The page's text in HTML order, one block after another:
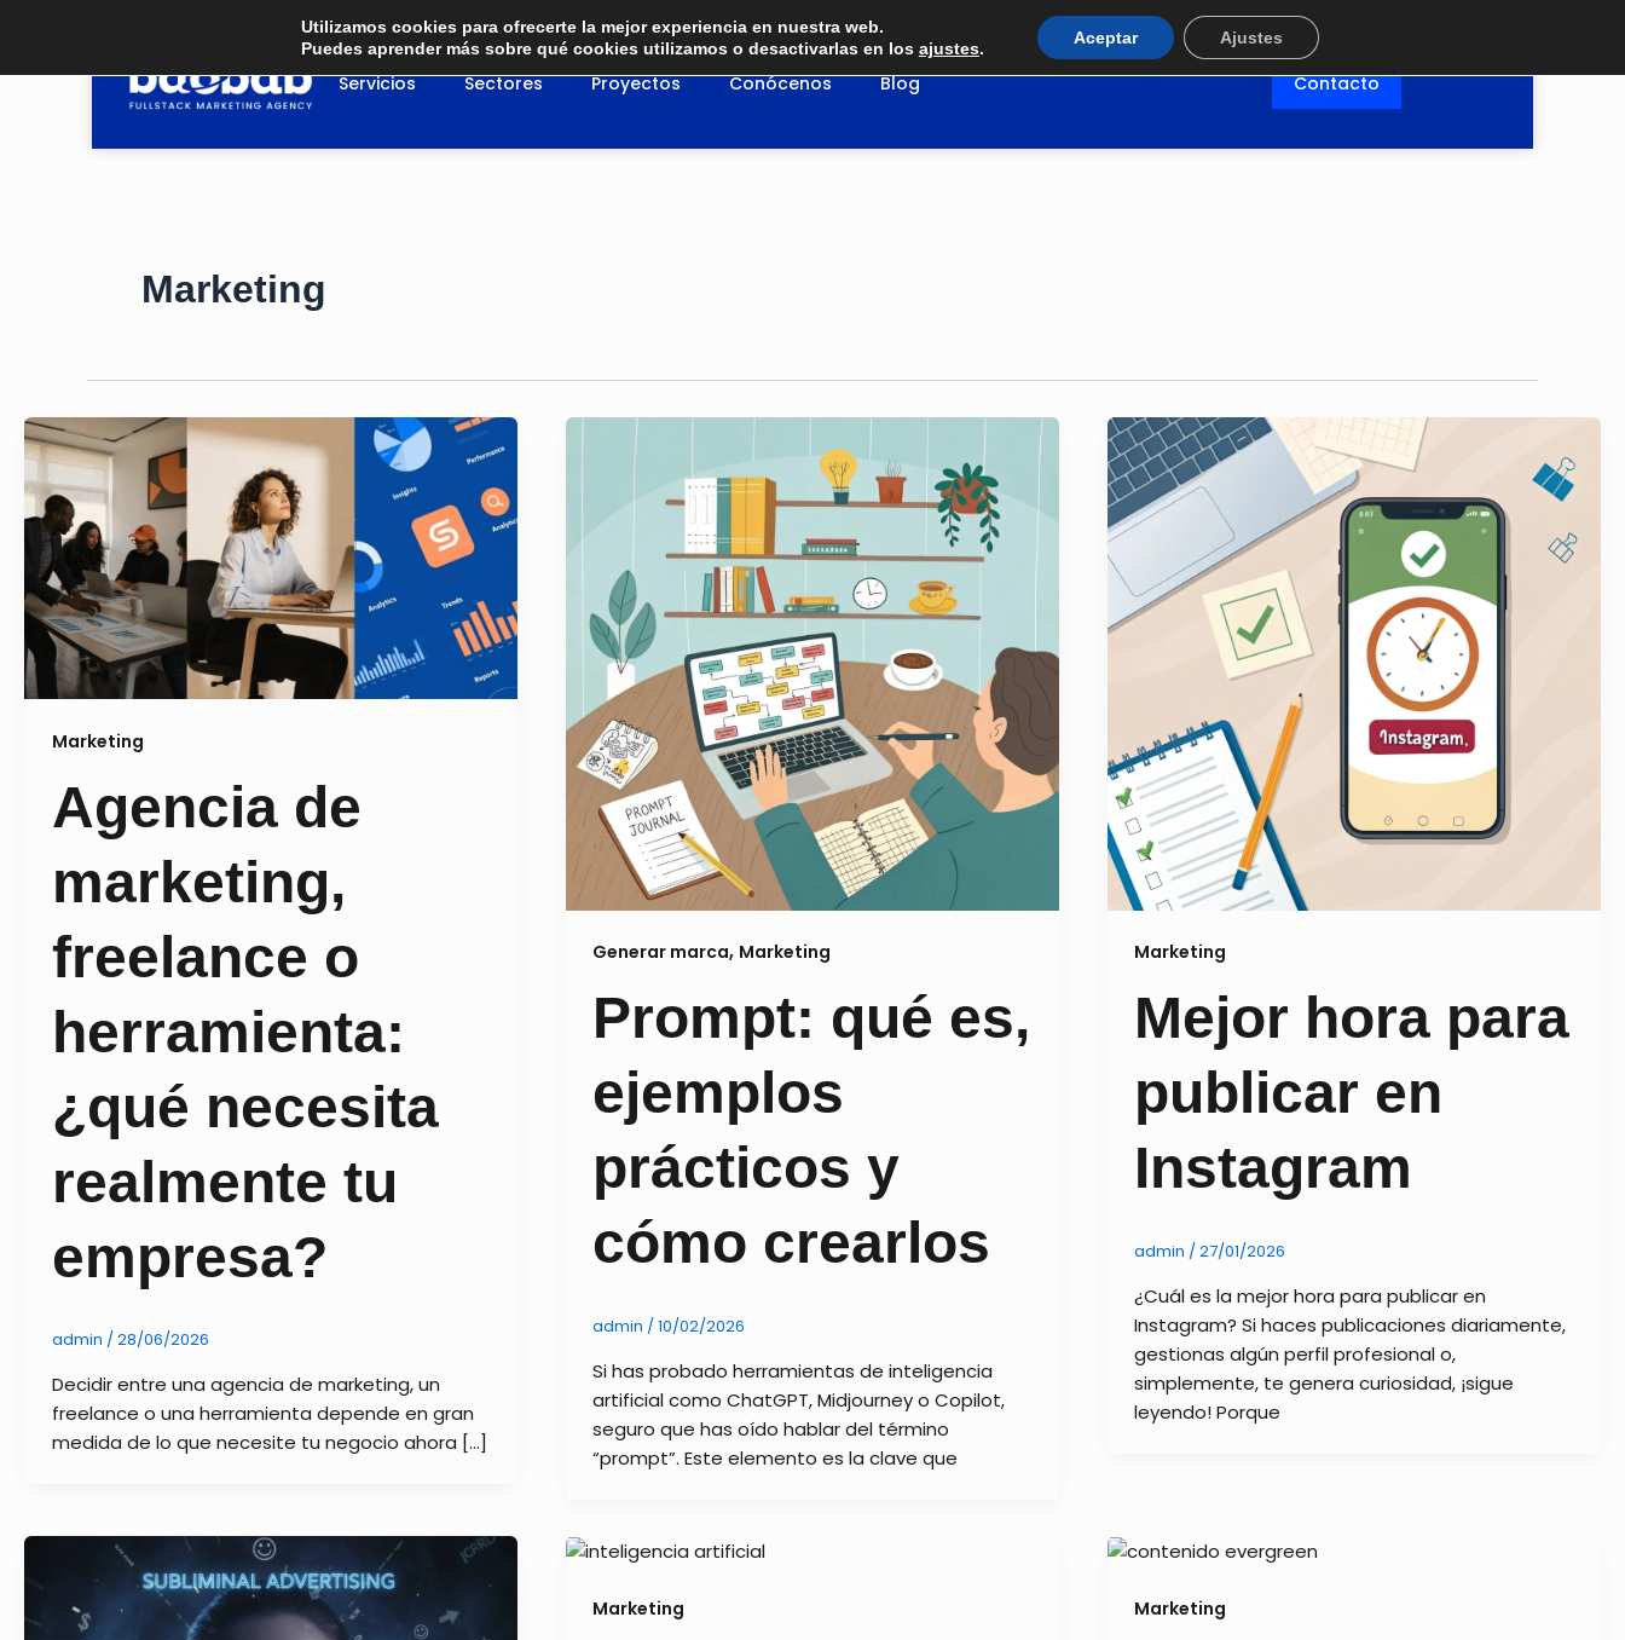
contenido
Servicios Sectores Proyectos Conócenos Blog Contacto
Marketing
Marketing
Agencia de
marketing,
freelance o
herramienta:
¿qué necesita
realmente tu
empresa?
admin / 28/06/2026
Decidir entre una agencia de marketing, un
freelance o una herramienta depende en gran
medida de lo que necesite tu negocio ahora […]
Generar marca, Marketing
Prompt: qué es,
ejemplos
prácticos y
cómo crearlos
admin /10/02/2026
Si has probado herramientas de inteligencia
artificial como ChatGPT, Midjourney o Copilot,
seguro que has oído hablar del término
“prompt”. Este elemento es la clave que
Marketing
Mejor hora para
publicar en
Instagram
admin /27/01/2026
¿Cuál es la mejor hora para publicar en
Instagram? Si haces publicaciones diariamente,
gestionas algún perfil profesional o,
simplemente, te genera curiosidad, ¡sigue
leyendo! Porque
Marketing Marketing
Utilizamos cookies para ofrecerte la mejor experiencia en nuestra web.
Puedes aprender más sobre qué cookies utilizamos o desactivarlas en los ajustes.
Aceptar Ajustes